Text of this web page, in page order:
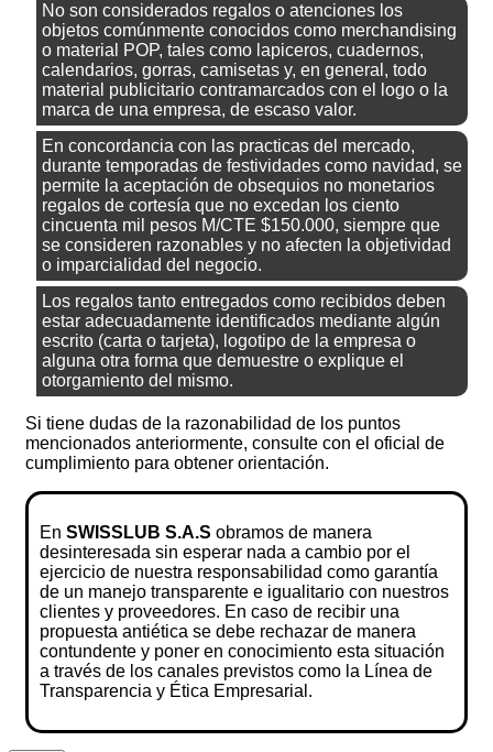
No son considerados regalos o atenciones los
objetos comúnmente conocidos como merchandising
o material POP, tales como lapiceros, cuadernos,
calendarios, gorras, camisetas y, en general, todo
material publicitario contramarcados con el logo o la
marca de una empresa, de escaso valor.
En concordancia con las practicas del mercado,
durante temporadas de festividades como navidad, se
permite la aceptación de obsequios no monetarios
regalos de cortesía que no excedan los ciento
cincuenta mil pesos M/CTE $150.000, siempre que
se consideren razonables y no afecten la objetividad
o imparcialidad del negocio.
Los regalos tanto entregados como recibidos deben
estar adecuadamente identificados mediante algún
escrito (carta o tarjeta), logotipo de la empresa o
alguna otra forma que demuestre o explique el
otorgamiento del mismo.
Si tiene dudas de la razonabilidad de los puntos
mencionados anteriormente, consulte con el oficial de
cumplimiento para obtener orientación.
En SWISSLUB S.A.S obramos de manera
desinteresada sin esperar nada a cambio por el
ejercicio de nuestra responsabilidad como garantía
de un manejo transparente e igualitario con nuestros
clientes y proveedores. En caso de recibir una
propuesta antiética se debe rechazar de manera
contundente y poner en conocimiento esta situación
a través de los canales previstos como la Línea de
Transparencia y Ética Empresarial.